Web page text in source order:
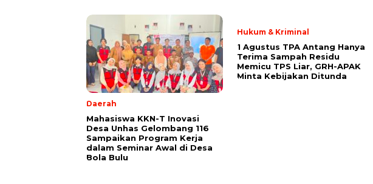
Daerah
Mahasiswa KKN-T Inovasi
Desa Unhas Gelombang 116
Sampaikan Program Kerja
dalam Seminar Awal di Desa
Bola Bulu
Hukum & Kriminal
1 Agustus TPA Antang Hanya
Terima Sampah Residu
Memicu TPS Liar, GRH-APAK
Minta Kebijakan Ditunda